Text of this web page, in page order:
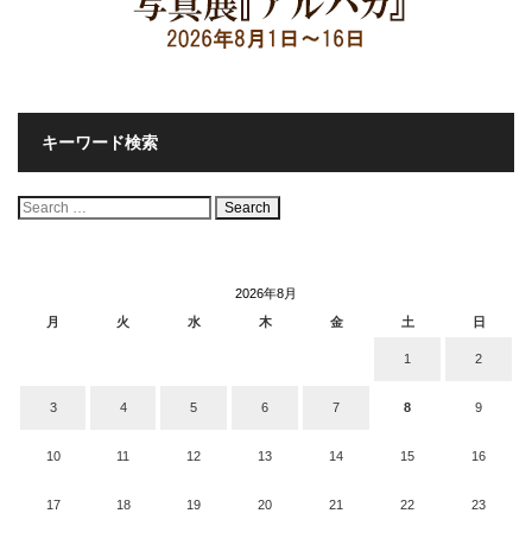
キーワード検索
検
索:
2026年8月
月
火 水 木 金 土 日
1 2
3 4 5 6 7 8 9
10 11 12 13 14 15 16
17 18 19 20 21 22 23